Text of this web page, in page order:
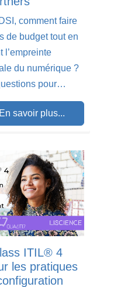
comment faire
de budget tout en
l’empreinte
du numérique ?
pour…
En savoir plus...
ITIL® 4
les pratiques